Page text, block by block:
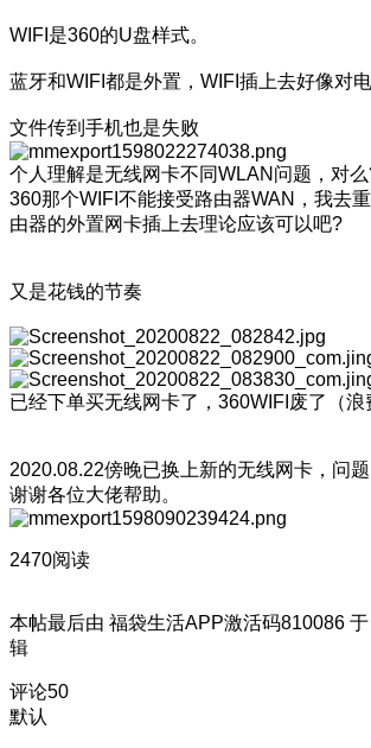
WIFI是360的U盘样式。
蓝牙和WIFI都是外置，WIFI插上去好像对
文件传到手机也是失败
个人理解是无线网卡不同WLAN问题，对
360那个WIFI不能接受路由器WAN，我去
由器的外置网卡插上去理论应该可以吧?
又是花钱的节奏
已经下单买无线网卡了，360WIFI废了（浪
2020.08.22傍晚已换上新的无线网卡，问
谢谢各位大佬帮助。
2470阅读
本帖最后由 福袋生活APP激活码810086
辑
评论50
默认